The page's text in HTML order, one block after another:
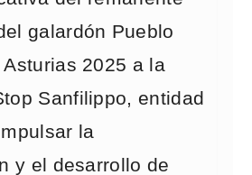
galardón Pueblo
2025 a la
Sanfilippo, entidad
la
y el desarrollo de